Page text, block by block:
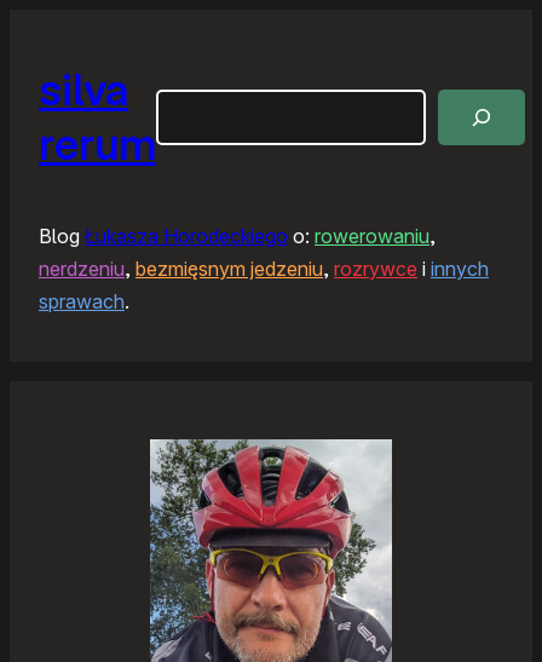
silva
rerum
Blog Łukasza Horodeckiego o: rowerowaniu,
nerdzeniu, bezmięsnym jedzeniu, rozrywce i innych
sprawach.